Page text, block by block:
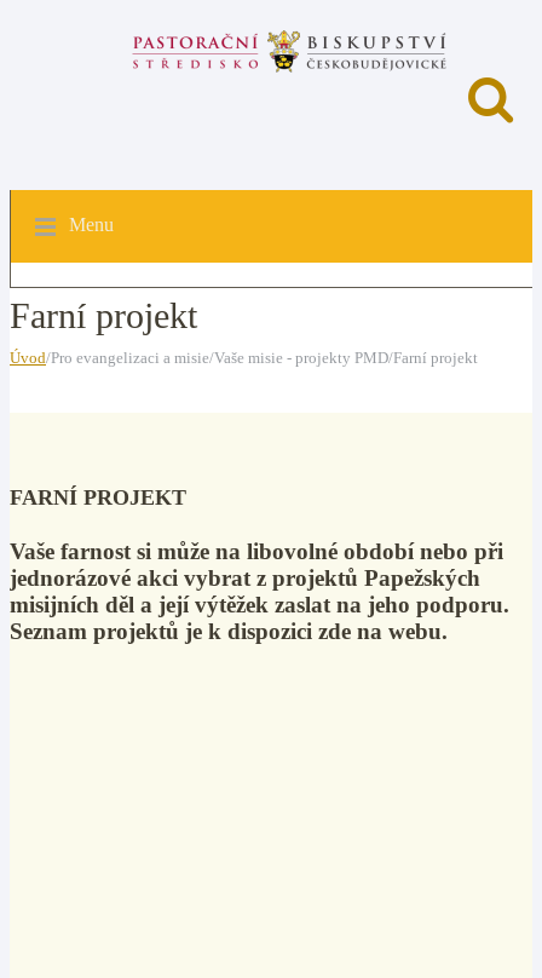
Menu
Farní projekt
Úvod/Pro evangelizaci a misie/Vaše misie - projekty PMD/Farní projekt
FARNÍ PROJEKT
Vaše farnost si může na libovolné období nebo při
jednorázové akci vybrat z projektů Papežských
misijních děl a její výtěžek zaslat na jeho podporu.
Seznam projektů je k dispozici zde na webu.